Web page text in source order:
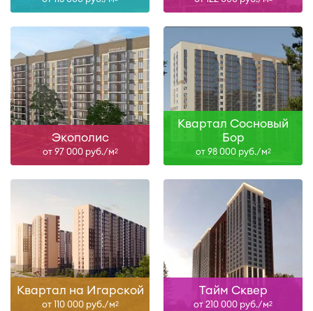
Экополис
от 97 000 руб./м2
Квартал Сосновый
Бор
от 98 000 руб./м2
Квартал на Игарской
от 110 000 руб./м2
Тайм Сквер
от 210 000 руб./м2